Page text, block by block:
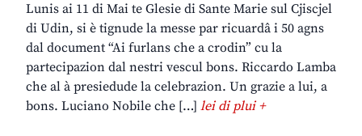
Lunis ai 11 di Mai te Glesie di Sante Marie sul Cjiscjel
di Udin, si è tignude la messe par ricuardâ i 50 agns
dal document “Ai furlans che a crodin” cu la
partecipazion dal nestri vescul bons. Riccardo Lamba
che al à presiedude la celebrazion. Un grazie a lui, a
bons. Luciano Nobile che […] lei di plui +